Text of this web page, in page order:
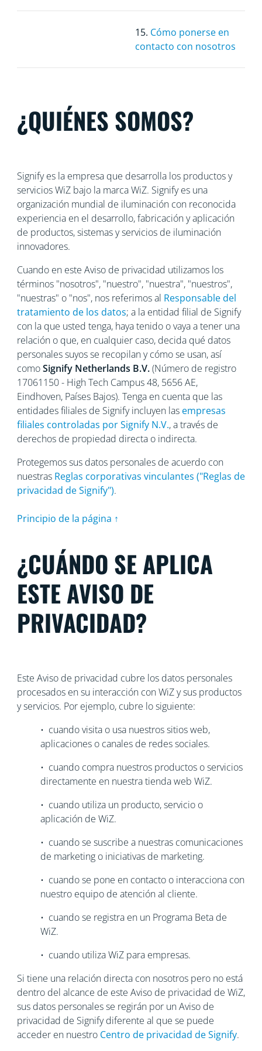
15. Cómo ponerse en
contacto con nosotros
¿QUIÉNES SOMOS?
Signify es la empresa que desarrolla los productos y
servicios WiZ bajo la marca WiZ. Signify es una
organización mundial de iluminación con reconocida
experiencia en el desarrollo, fabricación y aplicación
de productos, sistemas y servicios de iluminación
innovadores.
Cuando en este Aviso de privacidad utilizamos los
términos "nosotros", "nuestro", "nuestra", "nuestros",
"nuestras" o "nos", nos referimos al Responsable del
tratamiento de los datos; a la entidad filial de Signify
con la que usted tenga, haya tenido o vaya a tener una
relación o que, en cualquier caso, decida qué datos
personales suyos se recopilan y cómo se usan, así
comoSignify Netherlands B.V.(Número de registro
17061150 - High Tech Campus 48, 5656AE,
Eindhoven, Países Bajos). Tenga en cuenta que las
entidades filiales de Signify incluyen las empresas
filiales controladas por Signify N.V., a través de
derechos de propiedad directa o indirecta.
Protegemos sus datos personales de acuerdo con
nuestras Reglas corporativas vinculantes ("Reglas de
privacidad de Signify").
Principio de la página ↑
¿CUÁNDO SE APLICA
ESTE AVISO DE
PRIVACIDAD?
Este Aviso de privacidad cubre los datos personales
procesados en su interacción con WiZ y sus productos
y servicios. Por ejemplo, cubre lo siguiente:
• cuando visita o usa nuestros sitios web,
aplicaciones o canales de redes sociales.
• cuando compra nuestros productos o servicios
directamente en nuestra tienda web WiZ.
• cuando utiliza un producto, servicio o
aplicación de WiZ.
• cuando se suscribe a nuestras comunicaciones
de marketing o iniciativas de marketing.
• cuando se pone en contacto o interacciona con
nuestro equipo de atención al cliente.
• cuando se registra en un Programa Beta de
WiZ.
• cuando utiliza WiZ para empresas.
Si tiene una relación directa con nosotros pero no está
dentro del alcance de este Aviso de privacidad de WiZ,
sus datos personales se regirán por un Aviso de
privacidad de Signify diferente al que se puede
acceder en nuestro Centro de privacidad de Signify.